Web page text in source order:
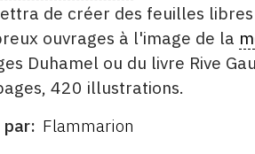
de créer des feuilles
ouvrages à l'image de la
Duhamel ou du livre Rive
420 illustrations.
par Flammarion